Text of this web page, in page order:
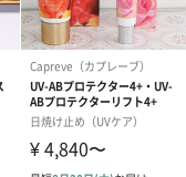
（チュ
円）
ダンボール装
イトピンク×
ト）（580円）